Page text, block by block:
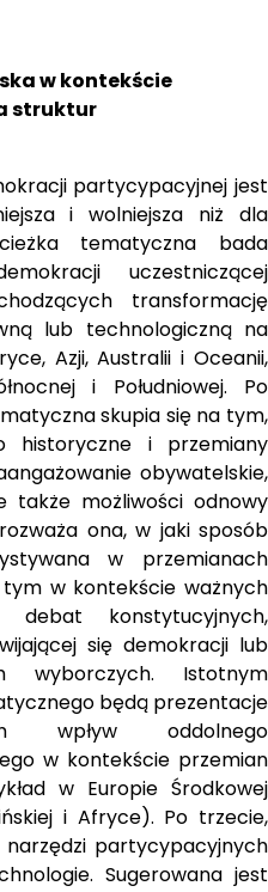
w kontekście
struktur
partycypacyjnej jest
i wolniejsza niż dla
tematyczna bada
uczestniczącej
transformację
lub technologiczną na
Azji, Australii i Oceanii,
i Południowej. Po
skupia się na tym,
historyczne i przemiany
obywatelskie,
możliwości odnowy
ona, w jaki sposób
w przemianach
w kontekście ważnych
debat konstytucyjnych,
się demokracji lub
wyborczych. Istotnym
będą prezentacje
wpływ oddolnego
w kontekście przemian
w Europie Środkowej
i Afryce). Po trzecie,
partycypacyjnych
Sugerowana jest